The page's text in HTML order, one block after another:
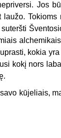
Jos
kokia
kokį nors
kūjeliais,